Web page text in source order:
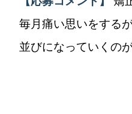
毎月痛い思いをする
並びになっていくのが